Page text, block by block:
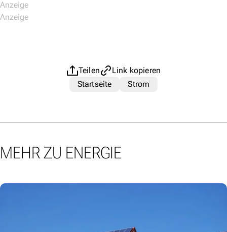
Teilen
Link kopieren
Startseite
Strom
MEHR ZU ENERGIE